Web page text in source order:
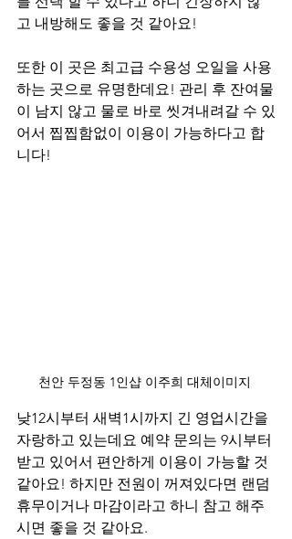
고 내방해도 좋을 것 같아요!
또한 이 곳은 최고급 수용성 오일을 사용
하는 곳으로 유명한데요! 관리 후 잔여물
이 남지 않고 물로 바로 씻겨내려갈 수 있
어서 찝찝함없이 이용이 가능하다고 합
니다!
천안 두정동 1인샵 이주희 대체이미지
낮12시부터 새벽1시까지 긴 영업시간을
자랑하고 있는데요 예약 문의는 9시부터
받고 있어서 편안하게 이용이 가능할 것
같아요! 하지만 전원이 꺼져있다면 랜덤
휴무이거나 마감이라고 하니 참고 해주
시면 좋을 것 같아요.